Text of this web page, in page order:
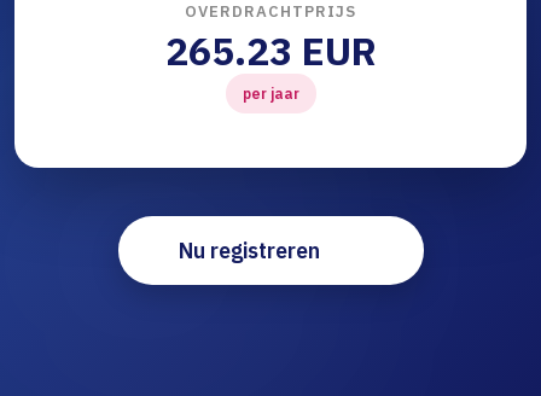
OVERDRACHTPRIJS
265.23 EUR
per jaar
Nu registreren